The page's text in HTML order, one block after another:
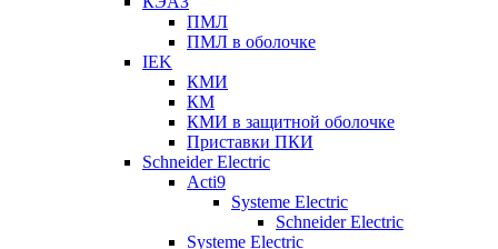
ПМЛ
ПМЛ в оболочке
IEK
КМИ
КМ
КМИ в защитной оболочке
Приставки ПКИ
Schneider Electric
Acti9
Systeme Electric
Schneider Electric
Systeme Electric